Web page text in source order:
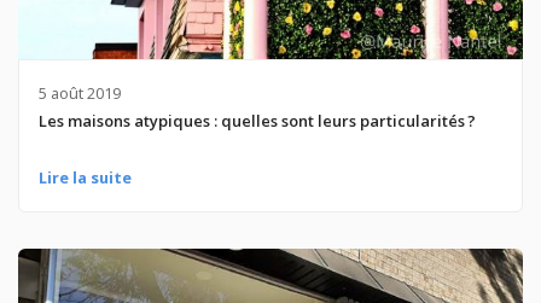
5 août 2019
Les maisons atypiques : quelles sont leurs particularités ?
Lire la suite